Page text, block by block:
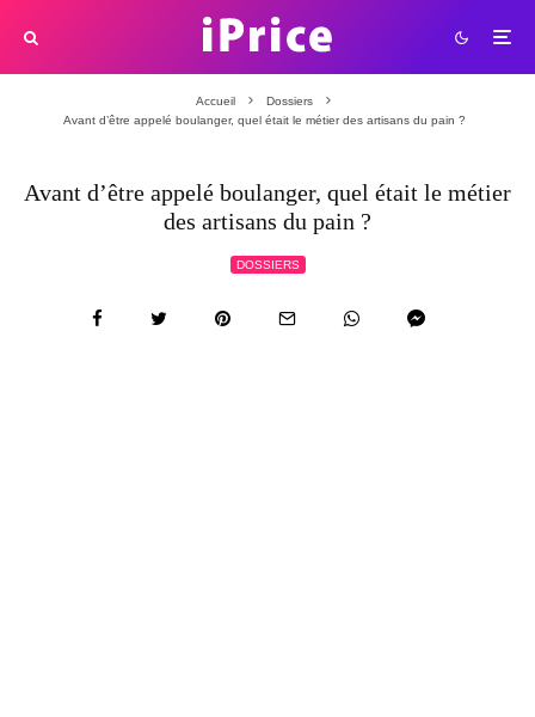
Accueil
Dossiers
Avant d’être appelé boulanger, quel était le métier des artisans du pain ?
Avant d’être appelé boulanger, quel était le métier
des artisans du pain ?
DOSSIERS